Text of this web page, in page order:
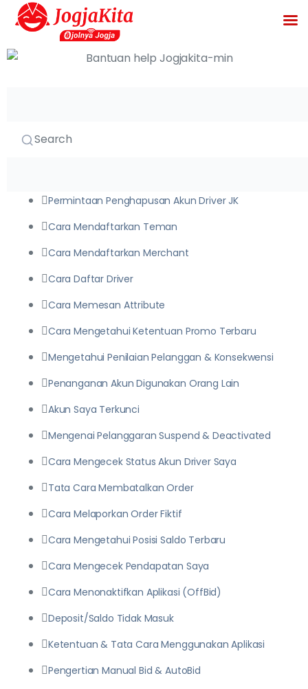
Search
JogjaDriver
36
Permintaan Penghapusan Akun Driver JK
Cara Mendaftarkan Teman
Cara Mendaftarkan Merchant
Cara Daftar Driver
Cara Memesan Attribute
Cara Mengetahui Ketentuan Promo Terbaru
Mengetahui Penilaian Pelanggan & Konsekwensi
Penanganan Akun Digunakan Orang Lain
Akun Saya Terkunci
Mengenai Pelanggaran Suspend & Deactivated
Cara Mengecek Status Akun Driver Saya
Tata Cara Membatalkan Order
Cara Melaporkan Order Fiktif
Cara Mengetahui Posisi Saldo Terbaru
Cara Mengecek Pendapatan Saya
Cara Menonaktifkan Aplikasi (OffBid)
Deposit/Saldo Tidak Masuk
Ketentuan & Tata Cara Menggunakan Aplikasi
Pengertian Manual Bid & AutoBid